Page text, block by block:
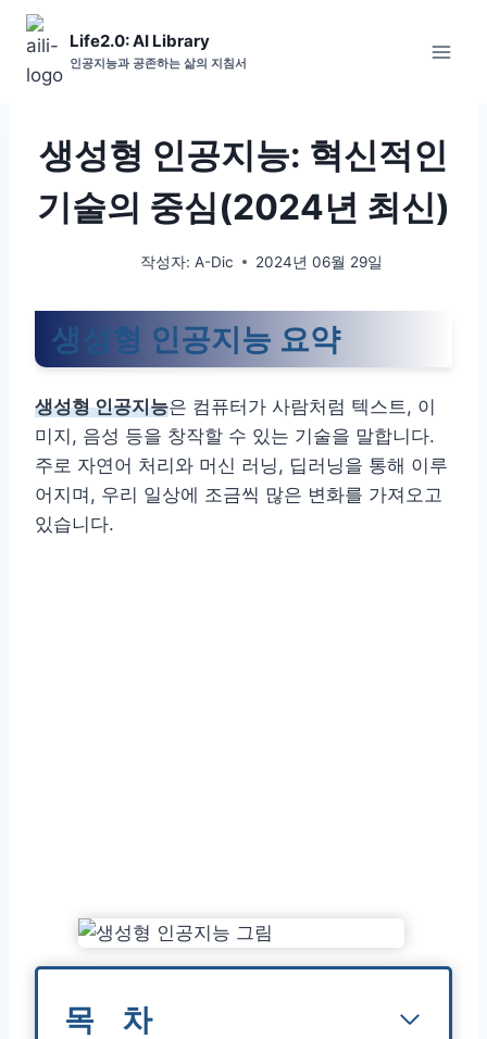
Skip
content
Life2.0: AI Library
인공지능과 공존하는 삶의 지침서
생성형 인공지능: 혁신적인
기술의 중심(2024년 최신)
작성자: A-Dic 2024년 06월 29일
생성형 인공지능 요약
생성형 인공지능은 컴퓨터가 사람처럼 텍스트, 이
미지, 음성 등을 창작할 수 있는 기술을 말합니다.
주로 자연어 처리와 머신 러닝, 딥러닝을 통해 이루
어지며, 우리 일상에 조금씩 많은 변화를 가져오고
있습니다.
목차